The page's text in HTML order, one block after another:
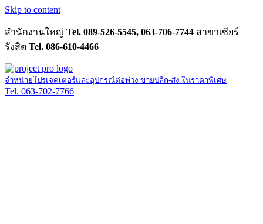
Skip to content
สำนักงานใหญ่ Tel. 089-526-5545, 063-706-7744 สาขาเซียร์
รังสิต Tel. 086-610-4466
จำหน่ายโปรเจคเตอร์และอุปกรณ์ต่อพ่วง ขายปลีก-ส่ง ในราคาพิเศษ
Tel. 063-702-7766